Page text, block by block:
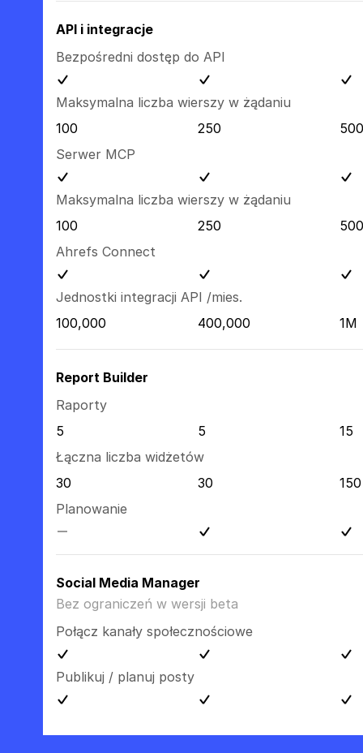
API i integracje
Bezpośredni dostęp do API
Maksymalna liczba wierszy w żądaniu
100
250
500
Serwer MCP
Maksymalna liczba wierszy w żądaniu
100
250
500
Ahrefs Connect
Jednostki integracji API /mies.
100,000
400,000 1M
Report Builder
Raporty
5
5
15
Łączna liczba widżetów
30
30
150
Planowanie
Social Media Manager
Bez ograniczeń w wersji beta
Połącz kanały społecznościowe
Publikuj / planuj posty